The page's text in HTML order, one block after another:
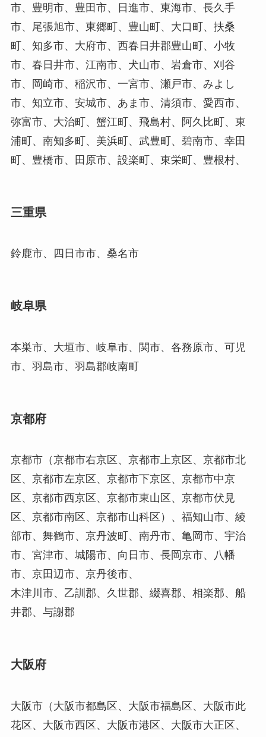
市、豊明市、豊田市、日進市、東海市、長久手
市、尾張旭市、東郷町、豊山町、大口町、扶桑
町、知多市、大府市、西春日井郡豊山町、小牧
市、春日井市、江南市、犬山市、岩倉市、刈谷
市、岡崎市、稲沢市、一宮市、瀬戸市、みよし
市、知立市、安城市、あま市、清須市、愛西市、
弥富市、大治町、蟹江町、飛島村、阿久比町、東
浦町、南知多町、美浜町、武豊町、碧南市、幸田
町、豊橋市、田原市、設楽町、東栄町、豊根村、
三重県
鈴鹿市、四日市市、桑名市
岐阜県
本巣市、大垣市、岐阜市、関市、各務原市、可児
市、羽島市、羽島郡岐南町
京都府
京都市（京都市右京区、京都市上京区、京都市北
区、京都市左京区、京都市下京区、京都市中京
区、京都市西京区、京都市東山区、京都市伏見
区、京都市南区、京都市山科区）、福知山市、綾
部市、舞鶴市、京丹波町、南丹市、亀岡市、宇治
市、宮津市、城陽市、向日市、長岡京市、八幡
市、京田辺市、京丹後市、
木津川市、乙訓郡、久世郡、綴喜郡、相楽郡、船
井郡、与謝郡
大阪府
大阪市（大阪市都島区、大阪市福島区、大阪市此
花区、大阪市西区、大阪市港区、大阪市大正区、